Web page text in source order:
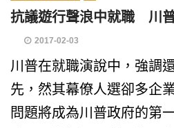
抗議遊行聲浪中就職 川
2017-02-03
川普在就職演說中，強調
先，然其幕僚人選卻多企
問題將成為川普政府的第